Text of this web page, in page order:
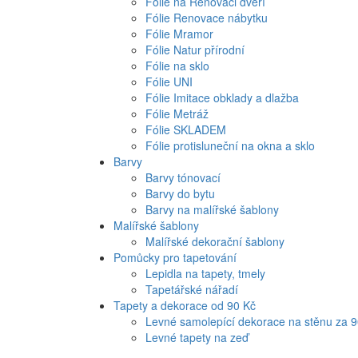
Fólie Renovace nábytku
Fólie Mramor
Fólie Natur přírodní
Fólie na sklo
Fólie UNI
Fólie Imitace obklady a dlažba
Fólie Metráž
Fólie SKLADEM
Fólie protisluneční na okna a sklo
Barvy
Barvy tónovací
Barvy do bytu
Barvy na malířské šablony
Malířské šablony
Malířské dekorační šablony
Pomůcky pro tapetování
Lepidla na tapety, tmely
Tapetářské nářadí
Tapety a dekorace od 90 Kč
Levné samolepící dekorace na stěnu za
Levné tapety na zeď